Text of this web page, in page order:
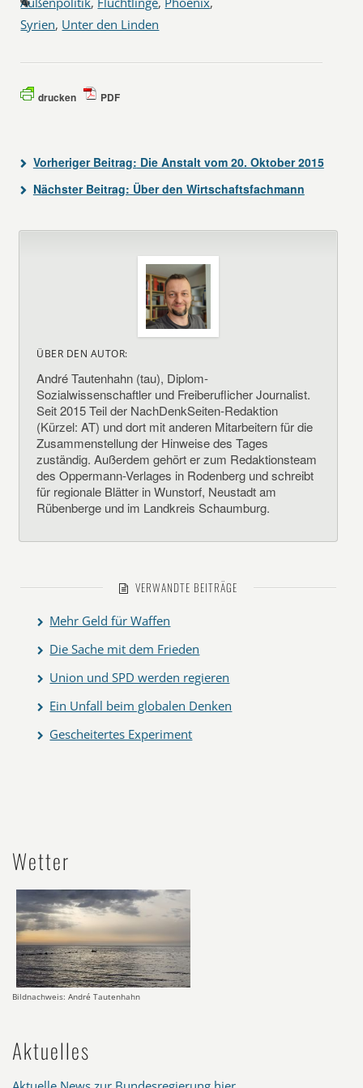
Syrien, Unter den Linden
drucken PDF
Vorheriger Beitrag: Die Anstalt vom 20. Oktober 2015
Nächster Beitrag: Über den Wirtschaftsfachmann
ÜBER DEN AUTOR:
André Tautenhahn (tau), Diplom-
Sozialwissenschaftler und Freiberuflicher Journalist.
Seit 2015 Teil der NachDenkSeiten-Redaktion
(Kürzel: AT) und dort mit anderen Mitarbeitern für die
Zusammenstellung der Hinweise des Tages
zuständig. Außerdem gehört er zum Redaktionsteam
des Oppermann-Verlages in Rodenberg und schreibt
für regionale Blätter in Wunstorf, Neustadt am
Rübenberge und im Landkreis Schaumburg.
VERWANDTE BEITRÄGE
Mehr Geld für Waffen
Die Sache mit dem Frieden
Union und SPD werden regieren
Ein Unfall beim globalen Denken
Gescheitertes Experiment
Wetter
Bildnachweis: André Tautenhahn
Aktuelles